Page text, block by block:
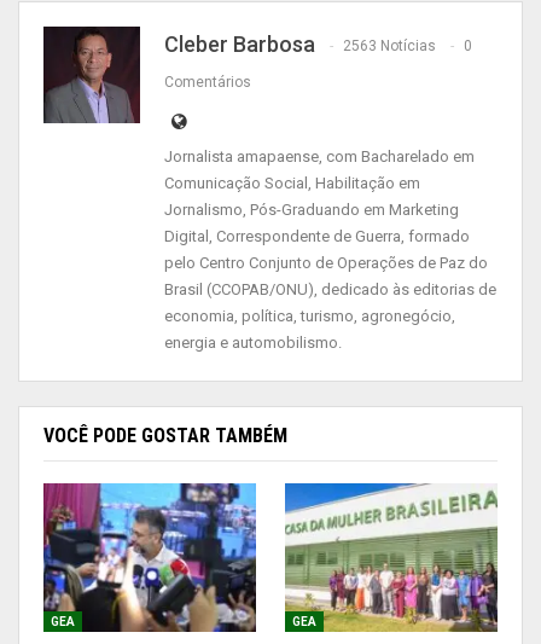
formação técnica como parte do ensino médio
para quem escolher esse caminho; ter uma Base
Nacional Comum Curricular que aponte as
aprendizagens obrigatórias que todo aluno
brasileiro tem o direito de desenvolver.
Os estudantes líderes de turma de ensino médio
das escolas Gabriel de Almeida Café, Antônio
Cordeiro Pontes, Maria Ivone Menezes, Azevedo
Costa, Deusolina Salles, Esther Virgolino, Maria
Neuza, Lima Neto, Risalva Freitas do Amaral,
dos Passos, Maria Cavalcante e Antônio Munhoz
responderam a um questionário de 11 perguntas
Os dados do questionário serão tabulados e
apresentados em uma rodada de conversa com
os mesmos estudantes na próxima segunda-
feira, 19, no auditório do Centro de Educação
Cleber Barbosa 2563 Notícias 0
Comentários
Jornalista amapaense, com Bacharelado em
Comunicação Social, Habilitação em
Jornalismo, Pós-Graduando em Marketing
Digital, Correspondente de Guerra, formado
pelo Centro Conjunto de Operações de Paz do
Brasil (CCOPAB/ONU), dedicado às editorias de
economia, política, turismo, agronegócio,
energia e automobilismo.
VOCÊ PODE GOSTAR TAMBÉM
GEA GEA